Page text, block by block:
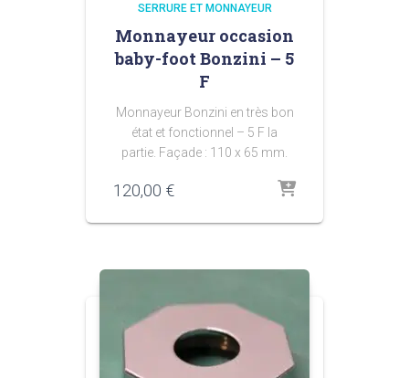
SERRURE ET MONNAYEUR
Monnayeur occasion
baby-foot Bonzini – 5
F
Monnayeur Bonzini en très bon
état et fonctionnel – 5 F la
partie. Façade : 110 x 65 mm.
120,00 €